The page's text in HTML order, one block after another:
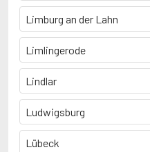
Limburg an der Lahn
Limlingerode
Lindlar
Ludwigsburg
Lübeck